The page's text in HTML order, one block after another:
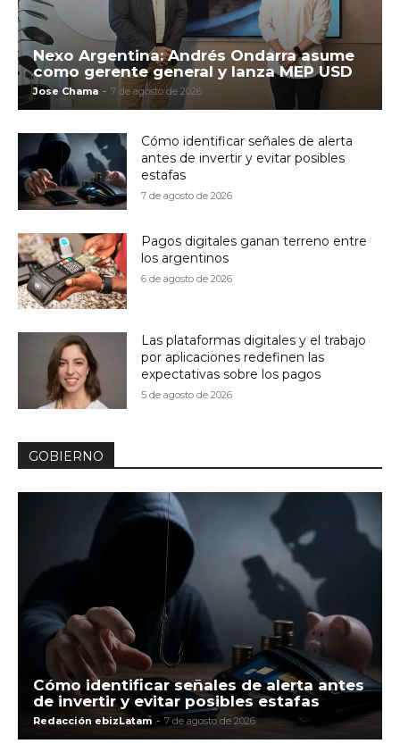
Nexo Argentina: Andrés Ondarra asume
como gerente general y lanza MEP USD
Jose Chama - 7 de agosto de 2026
Cómo identificar señales de alerta
antes de invertir y evitar posibles
estafas
7 de agosto de 2026
Pagos digitales ganan terreno entre
los argentinos
6 de agosto de 2026
Las plataformas digitales y el trabajo
por aplicaciones redefinen las
expectativas sobre los pagos
5 de agosto de 2026
GOBIERNO
Cómo identificar señales de alerta antes
de invertir y evitar posibles estafas
Redacción ebizLatam - 7 de agosto de 2026